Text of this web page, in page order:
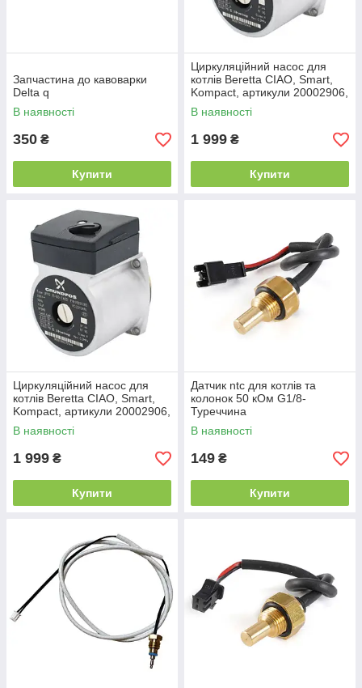
Запчастина до кавоварки
Delta q
В наявності
350 ₴
Купити
Циркуляційний насос для
котлів Beretta CIAO, Smart,
Kompact, артикули 20002906,
10024573, 10027370,
20001873
В наявності
1 999 ₴
Купити
Циркуляційний насос для
котлів Beretta CIAO, Smart,
Kompact, артикули 20002906,
10024573, 10027370,
20001873
В наявності
1 999 ₴
Купити
Датчик ntc для котлів та
колонок 50 кОм G1/8-
Туреччина
В наявності
149 ₴
Купити